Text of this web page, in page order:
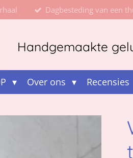
Dagbesteding van een
Handgemaakte
Over ons Recensies